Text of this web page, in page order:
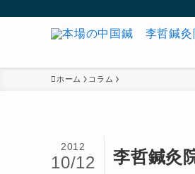
ホーム コラム
李哲鍼灸
2012
10/12